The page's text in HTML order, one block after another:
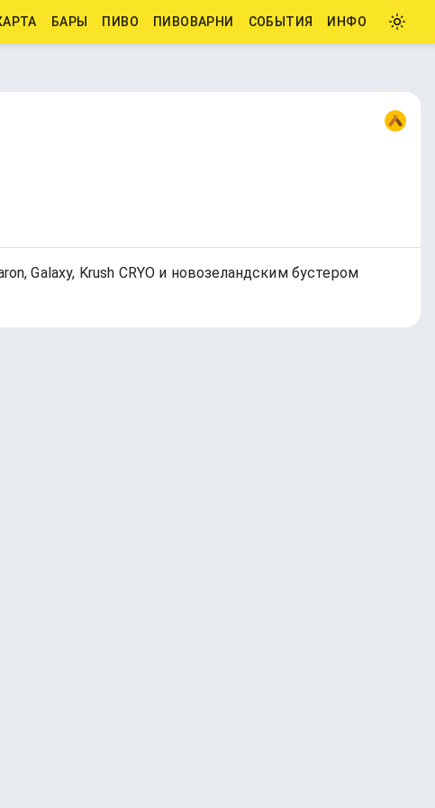
БАРЫ ПИВО ПИВОВАРНИ СОБЫТИЯ ИНФО
Galaxy, Krush CRYO и новозеландским бустером